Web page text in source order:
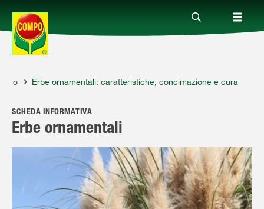
Prodotti
Magazine
Mondi Tematici
Erbe ornamentali: caratteristiche, concimazione e cura
SCHEDA INFORMATIVA
Erbe ornamentali